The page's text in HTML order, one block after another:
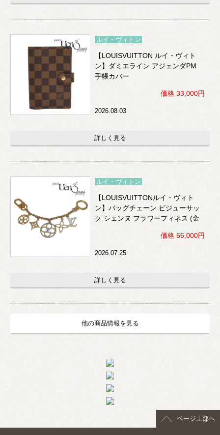
ルイ・ヴィトン
【LOUISVUITTON ルイ・ヴィト
ン】ダミエライン アジェンダPM
手帳カバー
価格 33,000円
2026.08.03
詳しく見る
ルイ・ヴィトン
【LOUISVUITTONルイ・ヴィト
ン】バッグチェーン ビジューサッ
ク シェンヌ フラワーフィネス (金
色×ビジュー)
価格 66,000円
2026.07.25
詳しく見る
他の商品情報を見る
ページ上部へ